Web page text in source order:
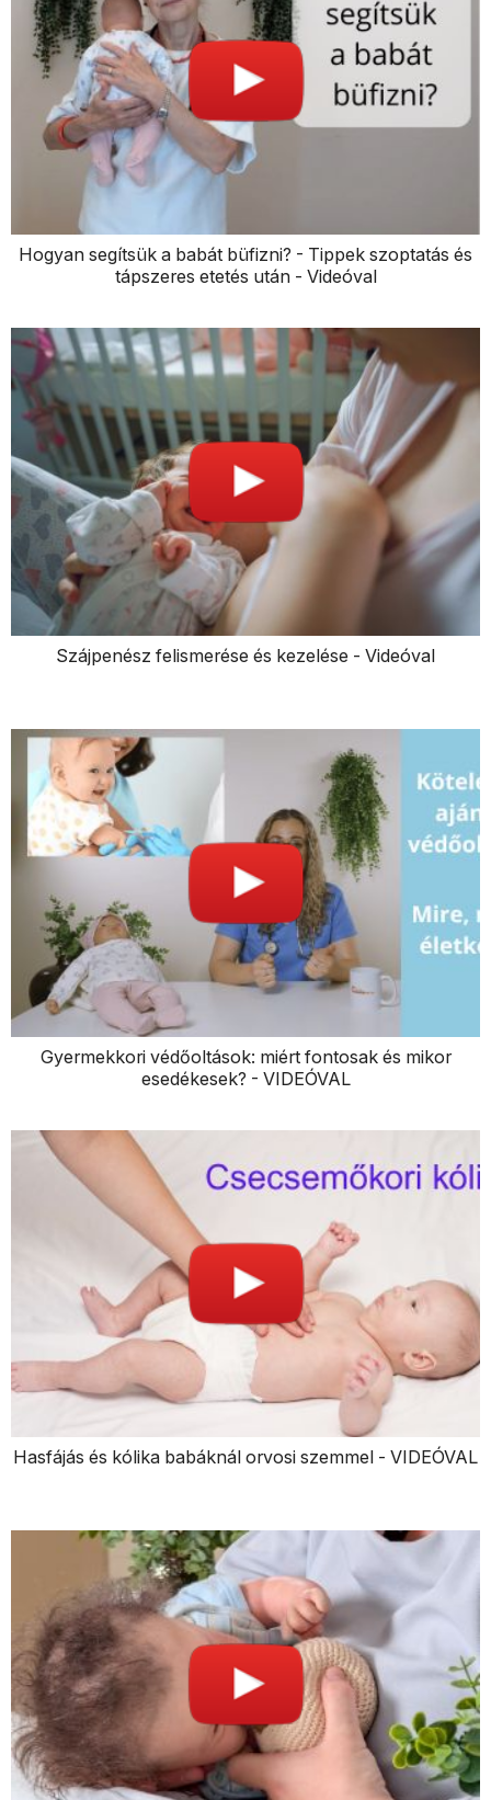
Hogyan segítsük a babát büfizni? - Tippek szoptatás és
tápszeres etetés után - Videóval
Szájpenész felismerése és kezelése - Videóval
Gyermekkori védőoltások: miért fontosak és mikor
esedékesek? - VIDEÓVAL
Hasfájás és kólika babáknál orvosi szemmel - VIDEÓVAL